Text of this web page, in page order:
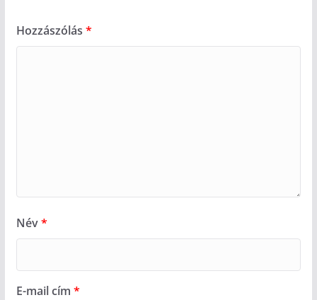
Hozzászólás *
Név*
E-mail cím *